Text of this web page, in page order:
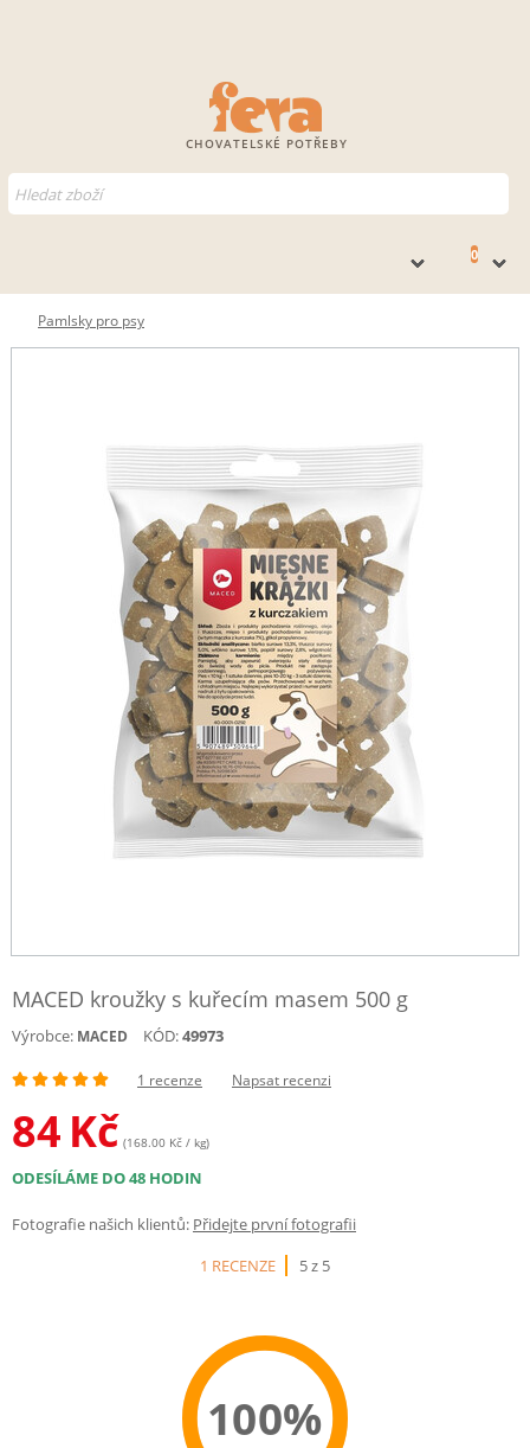
CHOVATELSKÉ POTŘEBY
0
Pamlsky pro psy
MACED kroužky s kuřecím masem 500 g
Výrobce: MACED KÓD:49973
1 recenze Napsat recenzi
84 Kč (168.00 Kč / kg)
ODESÍLÁME DO 48 HODIN
Fotografie našich klientů: Přidejte první fotografii
1 RECENZE
5 z 5
100%